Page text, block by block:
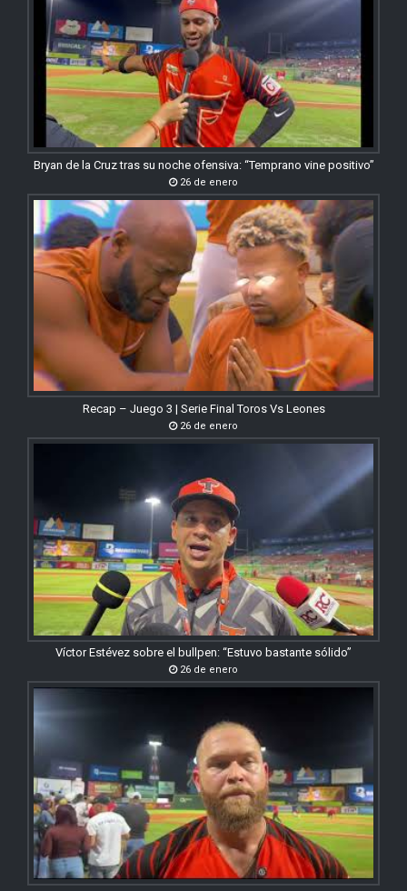
Bryan de la Cruz tras su noche ofensiva: “Temprano vine positivo”
26 de enero
Recap – Juego 3 | Serie Final Toros Vs Leones
26 de enero
Víctor Estévez sobre el bullpen: “Estuvo bastante sólido”
26 de enero